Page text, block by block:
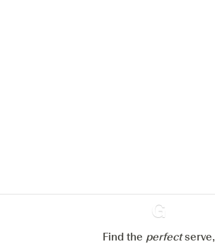
Ginventory
Find the perfectserve,
Alles weigeren